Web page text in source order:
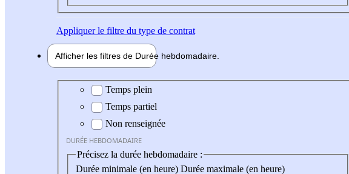
Appliquerle filtre du type de contrat
Afficher les filtres de Durée hebdomadaire
Durée hebdomadaire
Temps plein
Temps partiel
Non renseignée
DURÉE HEBDOMADAIRE
Précisez la durée hebdomadaire :
Durée minimale (en heure) Durée maximale (en heure)